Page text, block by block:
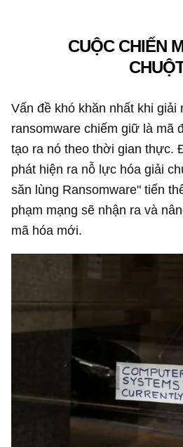
CUỘC CHIẾN
Vấn đề khó khăn nhất khi giải
ransomware chiếm giữ là mã
tạo ra nó theo thời gian thực.
phát hiện ra nỗ lực hóa giải
săn lùng Ransomware" tiến
phạm mạng sẽ nhận ra và
mã hóa mới.